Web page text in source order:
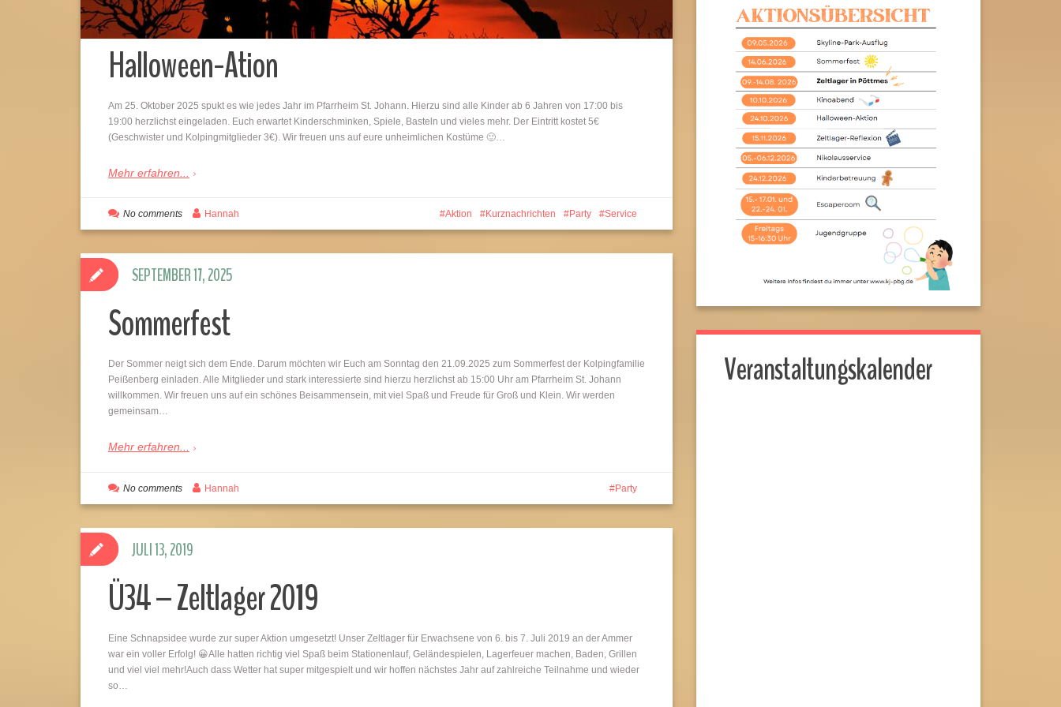
Halloween-Ation
Am 25. Oktober 2025 spukt es wie jedes Jahr im Pfarrheim St. Johann. Hierzu sind alle Kinder ab 6 Jahren von 17:00 bis
19:00 herzlichst eingeladen. Euch erwartet Kinderschminken, Spiele, Basteln und vieles mehr. Der Eintritt kostet 5€
(Geschwister und Kolpingmitglieder 3€). Wir freuen uns auf eure unheimlichen Kostüme 🙂…
Mehr erfahren...
Aktion Kurznachrichten Party Service
No comments Hannah
Sommerfest
Der Sommer neigt sich dem Ende. Darum möchten wir Euch am Sonntag den 21.09.2025 zum Sommerfest der Kolpingfamilie
Peißenberg einladen. Alle Mitglieder und stark interessierte sind hierzu herzlichst ab 15:00 Uhr am Pfarrheim St. Johann
willkommen. Wir freuen uns auf ein schönes Beisammensein, mit viel Spaß und Freude für Groß und Klein. Wir werden
gemeinsam…
Mehr erfahren...
SEPTEMBER 17, 2025
Party
No comments Hannah
Ü34 – Zeltlager 2019
Eine Schnapsidee wurde zur super Aktion umgesetzt! Unser Zeltlager für Erwachsene von 6. bis 7. Juli 2019 an der Ammer
war ein voller Erfolg! 😀Alle hatten richtig viel Spaß beim Stationenlauf, Geländespielen, Lagerfeuer machen, Baden, Grillen
und viel viel mehr!Auch dass Wetter hat super mitgespielt und wir hoffen nächstes Jahr auf zahlreiche Teilnahme und wieder
so…
JULI 13, 2019
Veranstaltungskalender